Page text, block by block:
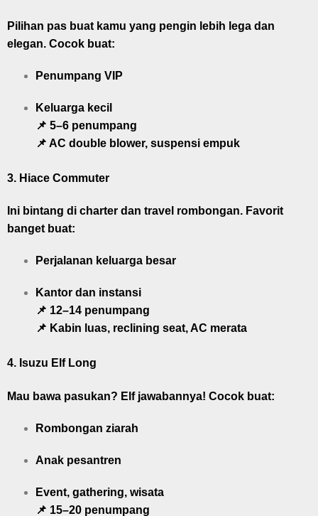
Pilihan pas buat kamu yang pengin lebih lega dan
elegan. Cocok buat:
Penumpang VIP
Keluarga kecil
📌 5–6 penumpang
📌 AC double blower, suspensi empuk
3. Hiace Commuter
Ini bintang di charter dan travel rombongan. Favorit
banget buat:
Perjalanan keluarga besar
Kantor dan instansi
📌 12–14 penumpang
📌 Kabin luas, reclining seat, AC merata
4. Isuzu Elf Long
Mau bawa pasukan? Elf jawabannya! Cocok buat:
Rombongan ziarah
Anak pesantren
Event, gathering, wisata
📌 15–20 penumpang